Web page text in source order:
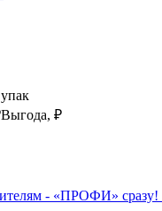
Выгода, ₽
- «ПРОФИ» сразу!